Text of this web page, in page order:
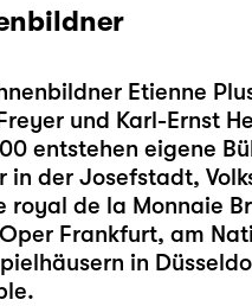
Etienne
und Karl-Ernst
entstehen eigene
in der Josefstadt,
royal de la Monnaie
Frankfurt, am
in